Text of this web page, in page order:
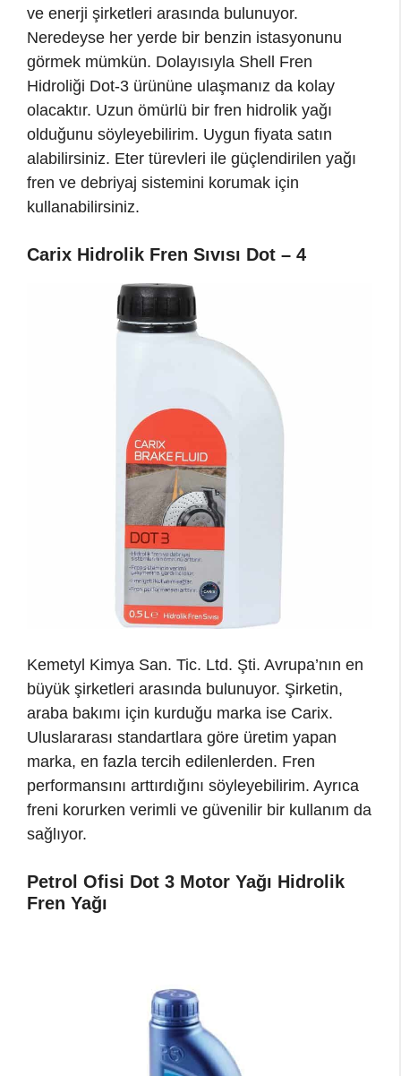
ve enerji şirketleri arasında bulunuyor.
Neredeyse her yerde bir benzin istasyonunu
görmek mümkün. Dolayısıyla Shell Fren
Hidroliği Dot-3 ürününe ulaşmanız da kolay
olacaktır. Uzun ömürlü bir fren hidrolik yağı
olduğunu söyleyebilirim. Uygun fiyata satın
alabilirsiniz. Eter türevleri ile güçlendirilen yağı
fren ve debriyaj sistemini korumak için
kullanabilirsiniz.
Carix Hidrolik Fren Sıvısı Dot – 4
Kemetyl Kimya San. Tic. Ltd. Şti. Avrupa’nın en
büyük şirketleri arasında bulunuyor. Şirketin,
araba bakımı için kurduğu marka ise Carix.
Uluslararası standartlara göre üretim yapan
marka, en fazla tercih edilenlerden. Fren
performansını arttırdığını söyleyebilirim. Ayrıca
freni korurken verimli ve güvenilir bir kullanım da
sağlıyor.
Petrol Ofisi Dot 3 Motor Yağı Hidrolik
Fren Yağı